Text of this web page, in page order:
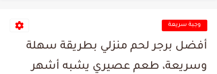
وجبة سريعة
أفضل برجر لحم منزلي بطريقة سهلة
وسريعة، طعم عصيري يشبه أشهر